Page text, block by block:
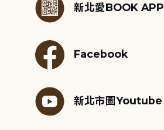
新北愛BOOK APP
Facebook
新北市圖Youtube